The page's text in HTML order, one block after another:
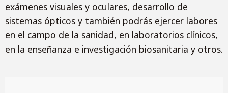
exámenes visuales y oculares, desarrollo de
sistemas ópticos y también podrás ejercer labores
en el campo de la sanidad, en laboratorios clínicos,
en la enseñanza e investigación biosanitaria y otros.